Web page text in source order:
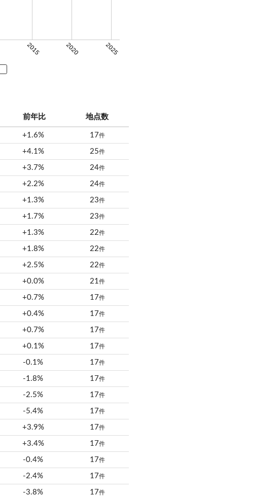
2015 2020 2025
前年比 地点数
+1.6% 17件
+4.1% 25件
+3.7% 24件
+2.2% 24件
+1.3% 23件
+1.7% 23件
+1.3% 22件
+1.8% 22件
+2.5% 22件
+0.0% 21件
+0.7% 17件
+0.4% 17件
+0.7% 17件
+0.1% 17件
-0.1% 17件
-1.8% 17件
-2.5% 17件
-5.4% 17件
+3.9% 17件
+3.4% 17件
-0.4% 17件
-2.4% 17件
-3.8% 17件